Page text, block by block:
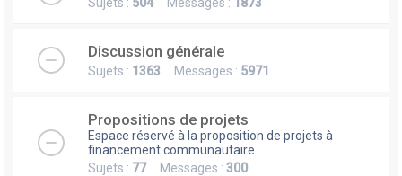
Discussion générale
Sujets : 1363 Messages : 5971
Propositions de projets
Espace réservé à la proposition de projets à
financement communautaire.
Sujets : 77Messages : 300